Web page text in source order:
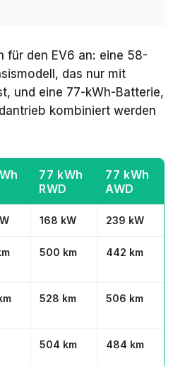
für den EV6 an: eine 58-
das nur mit
und eine 77-kWh-Batterie,
kombiniert werden
77 kWh
RWD
77 kWh
AWD
168 kW 239 kW
500 km 442 km
528 km 506 km
504 km 484 km